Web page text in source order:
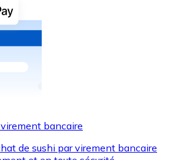
cryptomonnaies en espèces et d'autres
espèces
Visa et Mastercard pour acheter
bancaire
de sushi par virement bancaire